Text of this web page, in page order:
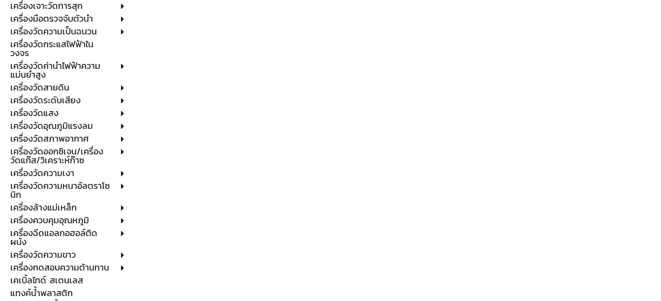
เครื่องเจาะวัดการสุก
เครื่องมือตรวจจับตัวนำ
เครื่องวัดความเป็นฉนวน
เครื่องวัดกระแสไฟฟ้าใน
วงจร
เครื่องวัดค่านำไฟฟ้าความ
แม่นยำสูง
เครื่องวัดสายดิน
เครื่องวัดระดับเสียง
เครื่องวัดแสง
เครื่องวัดอุณภูมิแรงลม
เครื่องวัดสภาพอากาศ
เครื่องวัดออกซิเจน/เครื่อง
วัดแก๊ส/วิเคราะห์ก๊าซ
เครื่องวัดความเงา
เครื่องวัดความหนาอัลตราโซ
นิก
เครื่องล้างแม่เหล็ก
เครื่องควบคุมอุณหภูมิ
เครื่องฉีดแอลกอฮอล์ติด
ผนัง
เครื่องวัดความขาว
เครื่องทดสอบความต้านทาน
เคเบิ้ลไทด์ สเตนเลส
แทงค์น้ำพลาสติก